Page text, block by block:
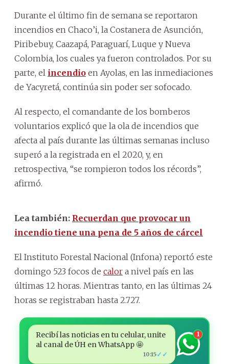
Durante el último fin de semana se reportaron
incendios en Chaco’i, la Costanera de Asunción,
Piribebuy, Caazapá, Paraguarí, Luque y Nueva
Colombia, los cuales ya fueron controlados. Por su
parte, el incendio en Ayolas, en las inmediaciones
de Yacyretá, continúa sin poder ser sofocado.
Al respecto, el comandante de los bomberos
voluntarios explicó que la ola de incendios que
afecta al país durante las últimas semanas incluso
superó a la registrada en el 2020, y, en
retrospectiva, “se rompieron todos los récords”,
afirmó.
Lea también: Recuerdan que provocar un
incendio tiene una pena de 5 años de cárcel
El Instituto Forestal Nacional (Infona) reportó este
domingo 523 focos de calor a nivel país en las
últimas 12 horas. Mientras tanto, en las últimas 24
horas se registraban hasta 2.727.
Recibí las noticias en tu celular, unite
al canal de ÚH en WhatsApp 🤩
10:15✓✓
1